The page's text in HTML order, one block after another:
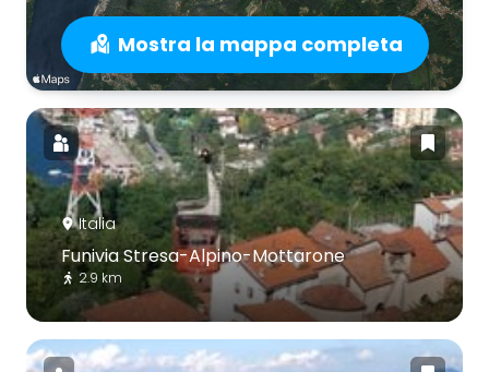
Mostra la mappa completa
Italia
Funivia Stresa-Alpino-Mottarone
2.9 km